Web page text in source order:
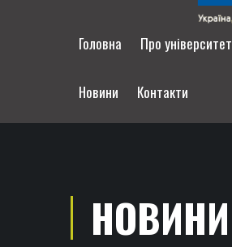
Головна Про університет
Новини Контакти
НОВИНИ